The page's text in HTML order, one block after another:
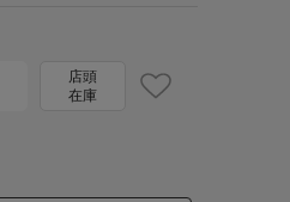
店頭
在庫